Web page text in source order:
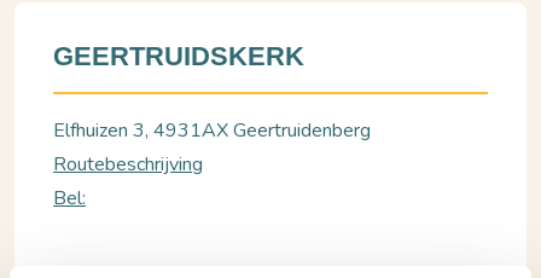
GEERTRUIDSKERK
Elfhuizen 3, 4931AX Geertruidenberg
Routebeschrijving
Bel: